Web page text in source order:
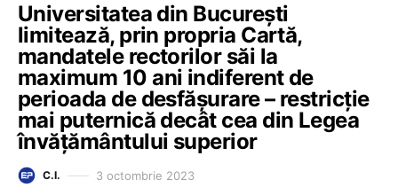
Universitatea din București
limitează, prin propria Cartă,
mandatele rectorilor săi la
maximum 10 ani indiferent de
perioada de desfășurare – restricție
mai puternică decât cea din Legea
învățământului superior
C.I. 3 octombrie 2023